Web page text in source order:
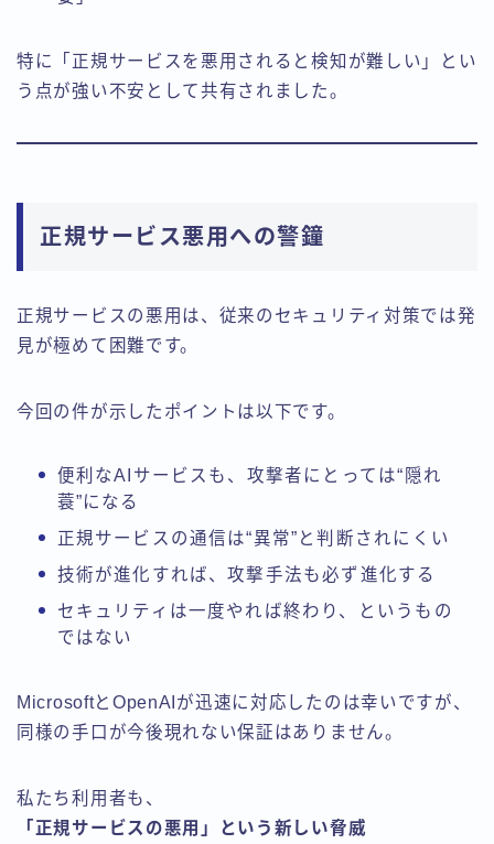
特に「正規サービスを悪用されると検知が難しい」とい
う点が強い不安として共有されました。
正規サービス悪用への警鐘
正規サービスの悪用は、従来のセキュリティ対策では発
見が極めて困難です。
今回の件が示したポイントは以下です。
便利なAIサービスも、攻撃者にとっては“隠れ
蓑”になる
正規サービスの通信は“異常”と判断されにくい
技術が進化すれば、攻撃手法も必ず進化する
セキュリティは一度やれば終わり、というもの
ではない
MicrosoftとOpenAIが迅速に対応したのは幸いですが、
同様の手口が今後現れない保証はありません。
私たち利用者も、
「正規サービスの悪用」という新しい脅威